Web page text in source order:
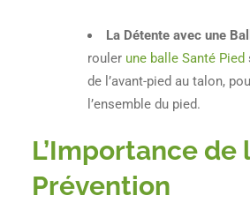
La Détente avec une
rouler une balle Santé Pied
de l’avant-pied au talon,
l’ensemble du pied.
L’Importance de
Prévention